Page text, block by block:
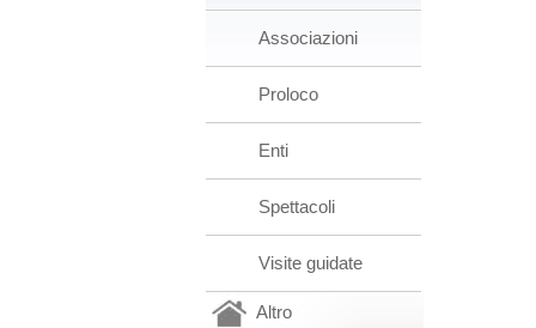
Associazioni
Proloco
Enti
Spettacoli
Visite guidate
Altro